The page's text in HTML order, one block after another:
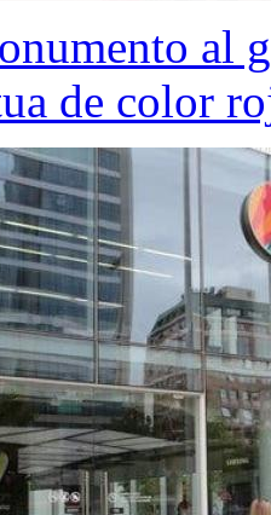
al
de color